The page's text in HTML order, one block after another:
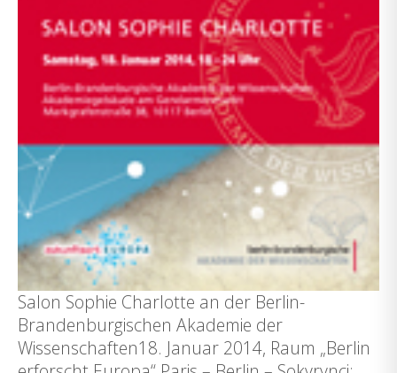
Salon Sophie Charlotte an der Berlin-
Brandenburgischen Akademie der
Wissenschaften18. Januar 2014, Raum „Berlin